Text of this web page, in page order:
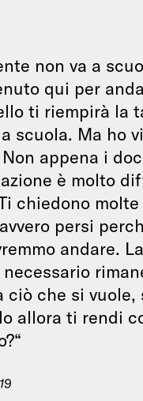
non va a
qui per
ti riempirà la
scuola. Ma ho
appena i
è molto
chiedono
persi
andare.
che si
allora ti rendi